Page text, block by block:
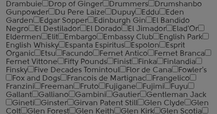
Drambuie
Drop of Ginger Drummers
Drumshanbo
Gunpowder
Du Pere Laize Dupuy Eddu
Eden
Garden
Edgar Sopper Edinburgh Gin
El Bandido
Negro
El Destilador El Dorado El Jimador
Elad'Or
Eldermen
Elit Embargo Embassy Club
English Park
English Whisky
Espanta Espiritus Espolon
Esprit
Organic
Etsu Facundo Fernet Antico
Fernet Branca
Fernet Vittone
Fifty Pounds Finist Finka
Finlandia
Finsky
Five Decades Tomintoul Flor de Cana
Fowler's
Fox and Dogs
Francois de Martignac
Frangelico
Franzini
Freeman Fruto Fujigane Fujimi
Fuyu
Gallant
Galliano Gambini Gautier
Gentleman Jack
Gineti
Ginster Girvan Patent Still Glen Clyde
Glen
Colt
Glen Forest Glen Keith Glen Kirk
Glen Scotia